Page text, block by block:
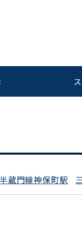
平日 9:00〜18:00
半蔵門線神保町駅